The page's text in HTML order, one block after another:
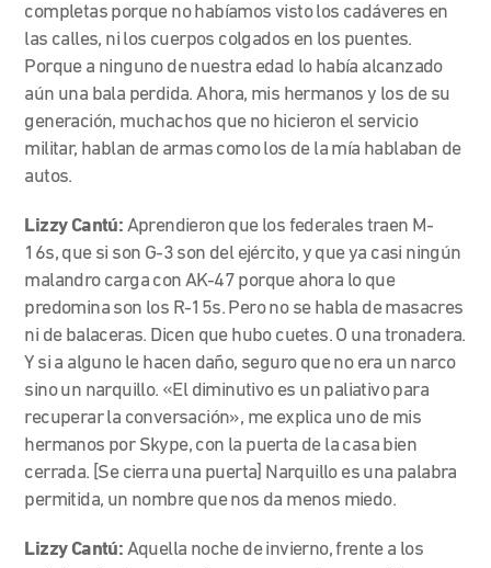
completas porque no habíamos visto los cadáveres en
las calles, ni los cuerpos colgados en los puentes.
Porque a ninguno de nuestra edad lo había alcanzado
aún una bala perdida. Ahora, mis hermanos y los de su
generación, muchachos que no hicieron el servicio
militar, hablan de armas como los de la mía hablaban de
autos.
Lizzy Cantú: Aprendieron que los federales traen M-
16s, que si son G-3 son del ejército, y que ya casi ningún
malandro carga con AK-47 porque ahora lo que
predomina son los R-15s. Pero no se habla de masacres
ni de balaceras. Dicen que hubo cuetes. O una tronadera.
Y si a alguno le hacen daño, seguro que no era un narco
sino un narquillo. «El diminutivo es un paliativo para
recuperar la conversación», me explica uno de mis
hermanos por Skype, con la puerta de la casa bien
cerrada. [Se cierra una puerta] Narquillo es una palabra
permitida, un nombre que nos da menos miedo.
Lizzy Cantú: Aquella noche de invierno, frente a los